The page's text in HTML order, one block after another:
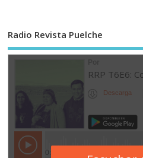
Radio Revista Puelche